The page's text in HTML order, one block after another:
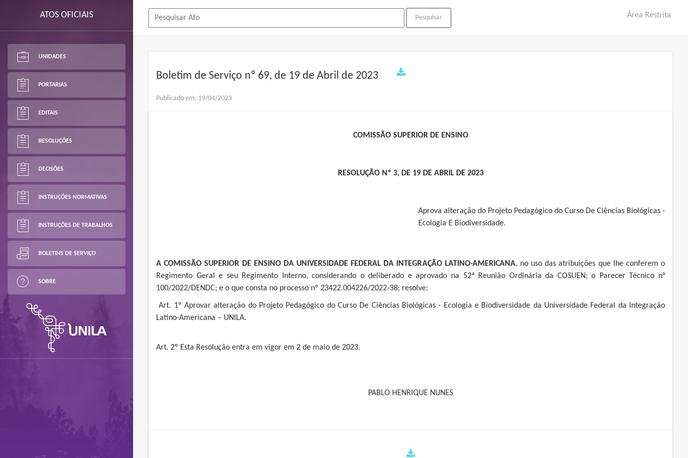
ATOS OFICIAIS
UNIDADES
PORTARIAS
EDITAIS
RESOLUÇÕES
DECISÕES
INSTRUÇÕES NORMATIVAS
INSTRUÇÕES DE TRABALHOS
BOLETINS DE SERVIÇO
SOBRE
Área Restrita
Boletim de Serviço nº 69, de 19 de Abril de 2023
Publicado em: 19/04/2023
COMISSÃO SUPERIOR DE ENSINO
RESOLUÇÃO Nº 3, DE 19 DE ABRIL DE 2023
Aprova alteração do Projeto Pedagógico do Curso De Ciências Biológicas -
Ecologia E Biodiversidade.
A COMISSÃO SUPERIOR DE ENSINO DA UNIVERSIDADE FEDERAL DA INTEGRAÇÃO LATINO-AMERICANA, no uso das atribuições que lhe conferem o
Regimento Geral e seu Regimento Interno, considerando o deliberado e aprovado na 52ª Reunião Ordinária da COSUEN; o Parecer Técnico n°
100/2022/DENDC; e o que consta no processo nº 23422.004226/2022-38; resolve:
Art. 1º Aprovar alteração do Projeto Pedagógico do Curso De Ciências Biológicas - Ecologia e Biodiversidade da Universidade Federal da Integração
Latino-Americana – UNILA.
Art. 2º Esta Resolução entra em vigor em 2 de maio de 2023.
PABLO HENRIQUE NUNES